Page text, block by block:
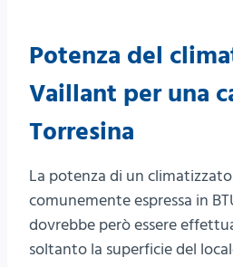
Potenza del
Vaillant per una
Torresina
La potenza di un
comunemente espressa in
dovrebbe però essere
soltanto la superficie del